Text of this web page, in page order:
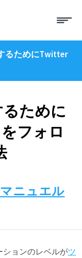
メ
るためにTwitter
ために
フォロ
ニュエル
ョンのレベルがツ